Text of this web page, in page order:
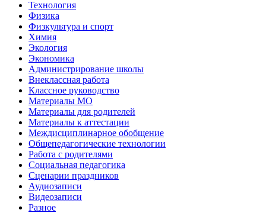
Технология
Физика
Физкультура и спорт
Химия
Экология
Экономика
Администрирование школы
Внеклассная работа
Классное руководство
Материалы МО
Материалы для родителей
Материалы к аттестации
Междисциплинарное обобщение
Общепедагогические технологии
Работа с родителями
Социальная педагогика
Сценарии праздников
Аудиозаписи
Видеозаписи
Разное